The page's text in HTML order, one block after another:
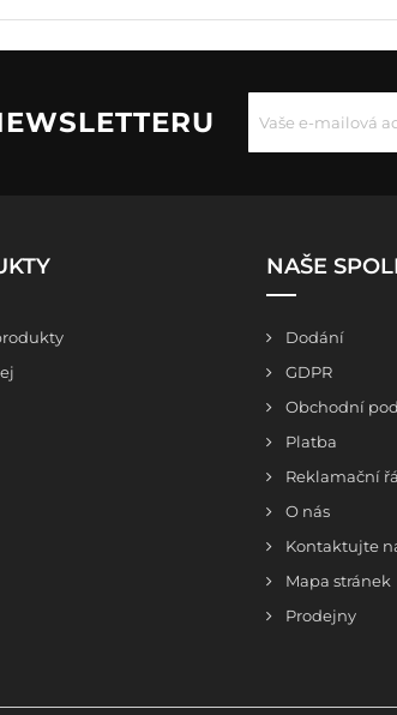
NAŠE
Dodání
GDPR
Obchodní
Platba
Reklamační
O nás
Kontaktujte
Mapa stránek
Prodejny